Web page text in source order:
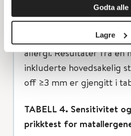
Godta alle
Lagre
kvadler mindre enn 3 mm
relevans. Generelt vil
kvaddelen gi økt
allergi. Resultater fra en
inkluderte hovedsakelig
off ≥3 mm er gjengitt i
TABELL 4. Sensitivitet
prikktest for